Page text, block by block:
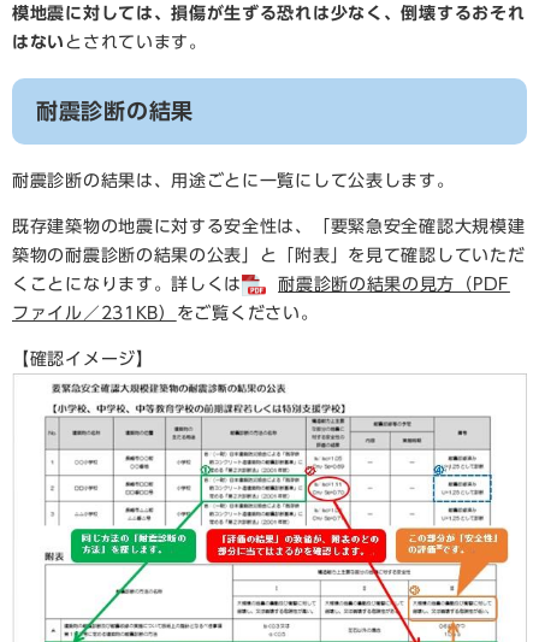
模地震に対しては、損傷が生ずる恐れは少なく、倒壊するおそれ
はない とされています。
耐震診断の結果
耐震診断の結果は、用途ごとに一覧にして公表します。
既存建築物の地震に対する安全性は、「要緊急安全確認大規模建
築物の耐震診断の結果の公表」と「附表」を見て確認していただ
くことになります。詳しくは
耐震診断の結果の見方（PDF
ファイル／231KB） をご覧ください。
【確認イメージ】